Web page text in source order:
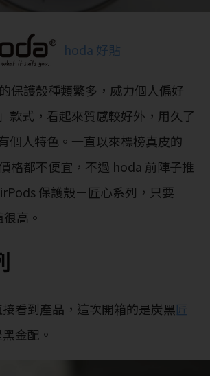
hoda 好貼
保護殼種類繁多，威力個人偏好
」款式，看起來質感較好外，用久了
個人特色。一直以來標榜真皮的
格都不便宜，不過 hoda 前陣子推
保護殼－匠心系列，只要
高。
看到產品，這次開箱的是炭黑匠
金配。